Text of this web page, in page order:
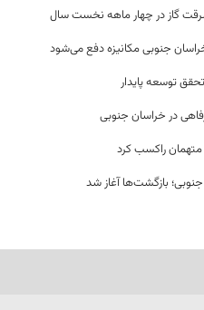
جنوبی مکانیزه دفع می‌شود
توسعه پایدار
در خراسان جنوبی
راکسب کرد